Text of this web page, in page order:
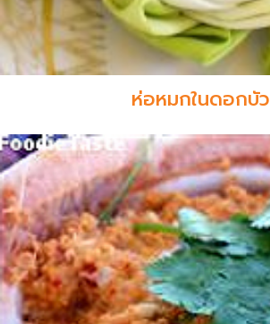
ห่อหมกในดอกบัว